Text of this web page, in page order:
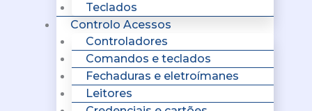
Teclados
Controlo Acessos
Controladores
Comandos e teclados
Fechaduras e eletroímanes
Leitores